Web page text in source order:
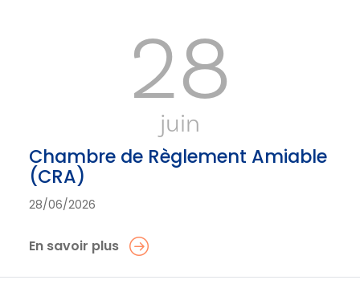
28
juin
Chambre de Règlement Amiable
(CRA)
28/06/2026
En savoir plus